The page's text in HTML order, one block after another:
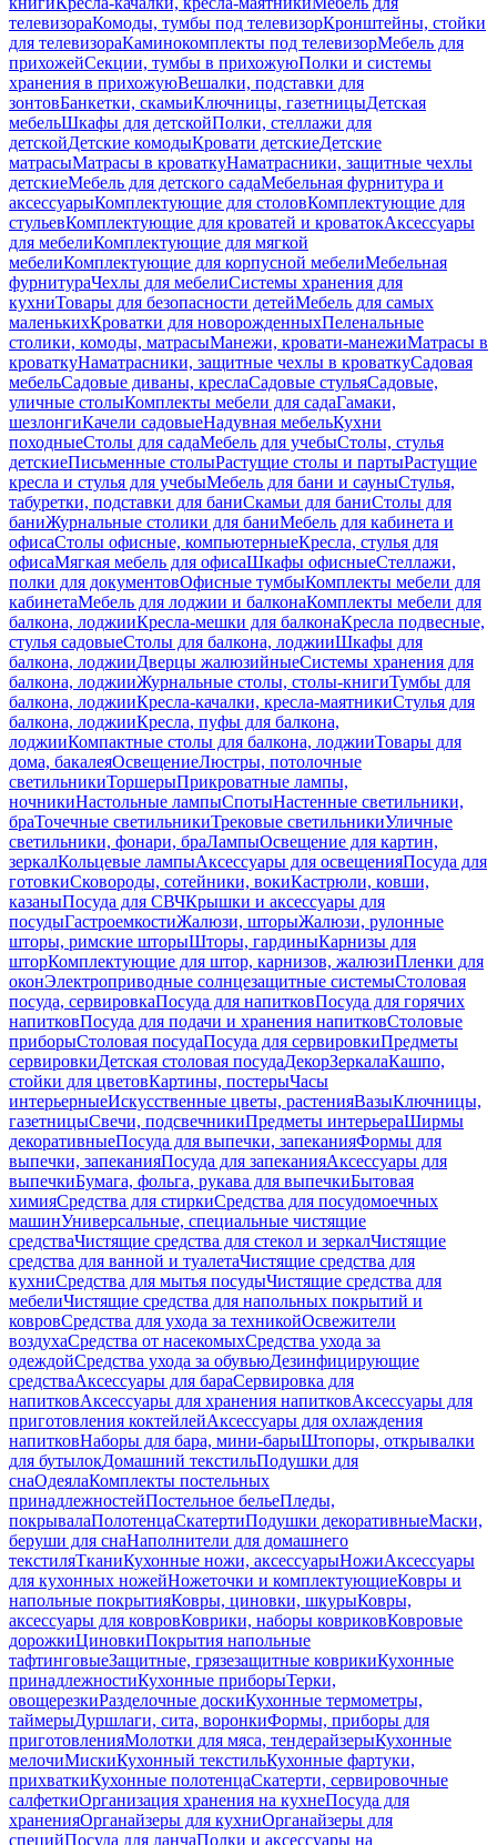
телевизораКомоды, тумбы под телевизорКронштейны, стойки
для телевизораКаминокомплекты под телевизорМебель для
прихожейСекции, тумбы в прихожуюПолки и системы
хранения в прихожуюВешалки, подставки для
зонтовБанкетки, скамьиКлючницы, газетницыДетская
мебельШкафы для детскойПолки, стеллажи для
детскойДетские комодыКровати детскиеДетские
матрасыМатрасы в кроваткуНаматрасники, защитные чехлы
детскиеМебель для детского садаМебельная фурнитура и
аксессуарыКомплектующие для столовКомплектующие для
стульевКомплектующие для кроватей и кроватокАксессуары
для мебелиКомплектующие для мягкой
мебелиКомплектующие для корпусной мебелиМебельная
фурнитураЧехлы для мебелиСистемы хранения для
кухниТовары для безопасности детейМебель для самых
маленькихКроватки для новорожденныхПеленальные
столики, комоды, матрасыМанежи, кровати-манежиМатрасы в
кроваткуНаматрасники, защитные чехлы в кроваткуСадовая
мебельСадовые диваны, креслаСадовые стульяСадовые,
уличные столыКомплекты мебели для садаГамаки,
шезлонгиКачели садовыеНадувная мебельКухни
походныеСтолы для садаМебель для учебыСтолы, стулья
детскиеПисьменные столыРастущие столы и партыРастущие
кресла и стулья для учебыМебель для бани и сауныСтулья,
табуретки, подставки для баниСкамьи для баниСтолы для
баниЖурнальные столики для баниМебель для кабинета и
офисаСтолы офисные, компьютерныеКресла, стулья для
офисаМягкая мебель для офисаШкафы офисныеСтеллажи,
полки для документовОфисные тумбыКомплекты мебели для
кабинетаМебель для лоджии и балконаКомплекты мебели для
балкона, лоджииКресла-мешки для балконаКресла подвесные,
стулья садовыеСтолы для балкона, лоджииШкафы для
балкона, лоджииДверцы жалюзийныеСистемы хранения для
балкона, лоджииЖурнальные столы, столы-книгиТумбы для
балкона, лоджииКресла-качалки, кресла-маятникиСтулья для
балкона, лоджииКресла, пуфы для балкона,
лоджииКомпактные столы для балкона, лоджииТовары для
дома, бакалеяОсвещениеЛюстры, потолочные
светильникиТоршерыПрикроватные лампы,
ночникиНастольные лампыСпотыНастенные светильники,
браТочечные светильникиТрековые светильникиУличные
светильники, фонари, браЛампыОсвещение для картин,
зеркалКольцевые лампыАксессуары для освещенияПосуда для
готовкиСковороды, сотейники, вокиКастрюли, ковши,
казаныПосуда для СВЧКрышки и аксессуары для
посудыГастроемкостиЖалюзи, шторыЖалюзи, рулонные
шторы, римские шторыШторы, гардиныКарнизы для
шторКомплектующие для штор, карнизов, жалюзиПленки для
оконЭлектроприводные солнцезащитные системыСтоловая
посуда, сервировкаПосуда для напитковПосуда для горячих
напитковПосуда для подачи и хранения напитковСтоловые
приборыСтоловая посудаПосуда для сервировкиПредметы
сервировкиДетская столовая посудаДекорЗеркалаКашпо,
стойки для цветовКартины, постерыЧасы
интерьерныеИскусственные цветы, растенияВазыКлючницы,
газетницыСвечи, подсвечникиПредметы интерьераШирмы
декоративныеПосуда для выпечки, запеканияФормы для
выпечки, запеканияПосуда для запеканияАксессуары для
выпечкиБумага, фольга, рукава для выпечкиБытовая
химияСредства для стиркиСредства для посудомоечных
машинУниверсальные, специальные чистящие
средстваЧистящие средства для стекол и зеркалЧистящие
средства для ванной и туалетаЧистящие средства для
кухниСредства для мытья посудыЧистящие средства для
мебелиЧистящие средства для напольных покрытий и
ковровСредства для ухода за техникойОсвежители
воздухаСредства от насекомыхСредства ухода за
одеждойСредства ухода за обувьюДезинфицирующие
средстваАксессуары для бараСервировка для
напитковАксессуары для хранения напитковАксессуары для
приготовления коктейлейАксессуары для охлаждения
напитковНаборы для бара, мини-барыШтопоры, открывалки
для бутылокДомашний текстильПодушки для
снаОдеялаКомплекты постельных
принадлежностейПостельное бельеПледы,
покрывалаПолотенцаСкатертиПодушки декоративныеМаски,
беруши для снаНаполнители для домашнего
текстиляТканиКухонные ножи, аксессуарыНожиАксессуары
для кухонных ножейНожеточки и комплектующиеКовры и
напольные покрытияКовры, циновки, шкурыКовры,
аксессуары для ковровКоврики, наборы ковриковКовровые
дорожкиЦиновкиПокрытия напольные
тафтинговыеЗащитные, грязезащитные коврикиКухонные
принадлежностиКухонные приборыТерки,
овощерезкиРазделочные доскиКухонные термометры,
таймерыДуршлаги, сита, воронкиФормы, приборы для
приготовленияМолотки для мяса, тендерайзерыКухонные
мелочиМискиКухонный текстильКухонные фартуки,
прихваткиКухонные полотенцаСкатерти, сервировочные
салфеткиОрганизация хранения на кухнеПосуда для
храненияОрганайзеры для кухниОрганайзеры для
специйПосуда для ланчаПолки и аксессуары на